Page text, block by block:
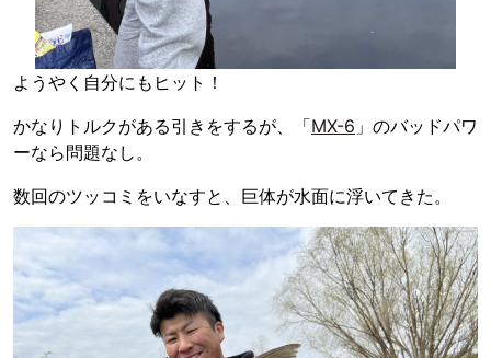
ようやく自分にもヒット！
かなりトルクがある引きをするが、「MX-6 」のバッドパワ
ーなら問題なし。
数回のツッコミをいなすと、巨体が水面に浮いてきた。